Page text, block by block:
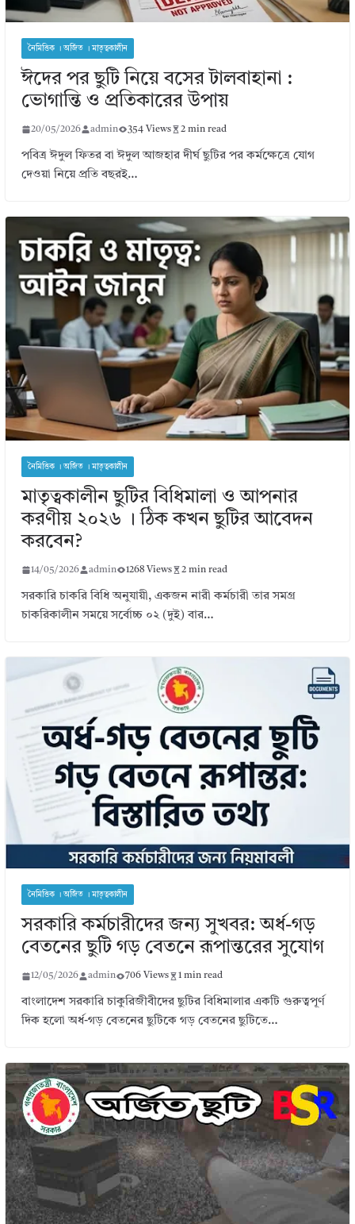
নৈমিত্তিক । অর্জিত । মাতৃত্বকালীন
ঈদের পর ছুটি নিয়ে বসের টালবাহানা :
ভোগান্তি ও প্রতিকারের উপায়
20/05/2026 admin 354 Views 2 min read
পবিত্র ঈদুল ফিতর বা ঈদুল আজহার দীর্ঘ ছুটির পর কর্মক্ষেত্রে যোগ
দেওয়া নিয়ে প্রতি বছরই…
নৈমিত্তিক । অর্জিত । মাতৃত্বকালীন
মাতৃত্বকালীন ছুটির বিধিমালা ও আপনার
করণীয় ২০২৬ । ঠিক কখন ছুটির আবেদন
করবেন?
14/05/2026 admin 1268 Views 2 min read
সরকারি চাকরি বিধি অনুযায়ী, একজন নারী কর্মচারী তার সমগ্র
চাকরিকালীন সময়ে সর্বোচ্চ ০২ (দুই) বার…
নৈমিত্তিক । অর্জিত । মাতৃত্বকালীন
সরকারি কর্মচারীদের জন্য সুখবর: অর্ধ-গড়
বেতনের ছুটি গড় বেতনে রূপান্তরের সুযোগ
12/05/2026 admin 706 Views 1 min read
বাংলাদেশ সরকারি চাকুরিজীবীদের ছুটির বিধিমালার একটি গুরুত্বপূর্ণ
দিক হলো অর্ধ-গড় বেতনের ছুটিকে গড় বেতনের ছুটিতে…